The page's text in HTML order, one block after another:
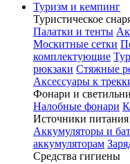
Туризм и кемпинг
Туристическое
Палатки и тенты
Москитные сетки
комплектующие
рюкзаки Стяжные
Аксессуары к
Фонари и
Налобные фонари
Источники питания
Аккумуляторы и
аккумуляторам
Средства гигиены